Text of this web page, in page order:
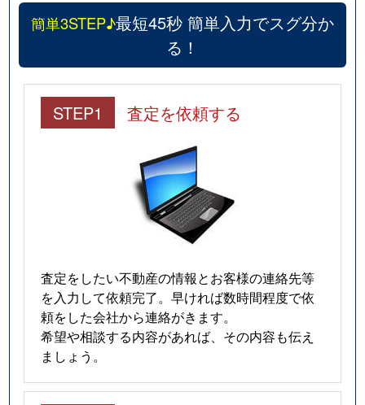
簡単3STEP♪最短45秒 簡単入力でスグ分か
る！
STEP1 査定を依頼する
査定をしたい不動産の情報とお客様の連絡先等
を入力して依頼完了。早ければ数時間程度で依
頼をした会社から連絡がきます。
希望や相談する内容があれば、その内容も伝え
ましょう。